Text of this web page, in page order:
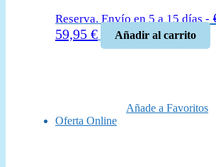
Reserva. Envío en 5 a 15 días -
El
59,95 €El
precio
Añadir al carrito
Añade a Favoritos
Oferta Online